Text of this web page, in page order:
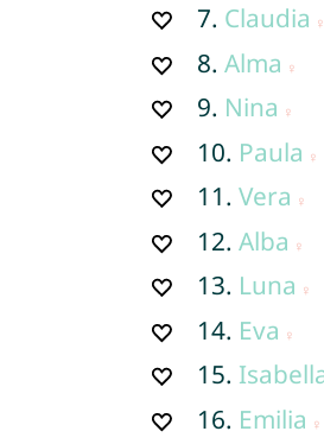
7. Claudia
8.Alma
9. Nina
10. Paula
11.Vera
12.Alba
13. Luna
14. Eva
15.
16. Emilia